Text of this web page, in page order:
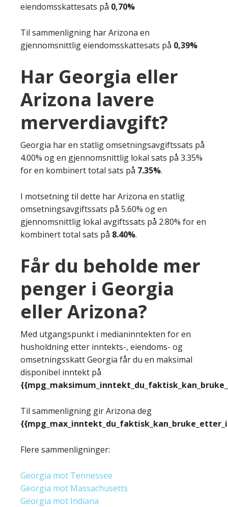
eiendomsskattesats på 0,70%
Til sammenligning har Arizona en
gjennomsnittlig eiendomsskattesats på 0,39%
Har Georgia eller
Arizona lavere
merverdiavgift?
Georgia har en statlig omsetningsavgiftssats på
4.00% og en gjennomsnittlig lokal sats på 3.35%
for en kombinert total sats på 7.35%.
I motsetning til dette har Arizona en statlig
omsetningsavgiftssats på 5.60% og en
gjennomsnittlig lokal avgiftssats på 2.80% for en
kombinert total sats på 8.40%.
Får du beholde mer
penger i Georgia
eller Arizona?
Med utgangspunkt i medianinntekten for en
husholdning etter inntekts-, eiendoms- og
omsetningsskatt Georgia får du en maksimal
disponibel inntekt på
Til sammenligning gir Arizona deg
Flere sammenligninger:
Georgia mot Tennessee
Georgia mot Massachusetts
Georgia mot Indiana